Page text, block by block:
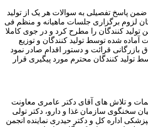
پاسخ تفصیلی به سوالات هر یک از تولید
لزوم برگزاری جلسات ماهیانه و منظم فی
تولید کنندگان را مطرح کرد و در جوی کاملا
آماده شده توسط تولید کنندگان و توزیع
بازرگانی قرائت و دستور اقدام صادر نمود
تولید کنندگان محترم مورد پیگیری قرار
و تلاش های آقای دکتر عامری معاونت
سخنگوی سازمان غذا و دارو، دکتر تولی
اداره کل و دکتر حیدری نماینده انجمن